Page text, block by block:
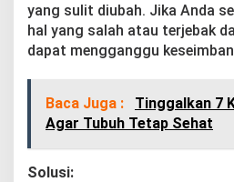
yang sulit diubah. Jika Anda
hal yang salah atau terjebak
dapat mengganggu
Baca Juga :
Tinggalkan 7
Agar Tubuh Tetap Sehat
Solusi: